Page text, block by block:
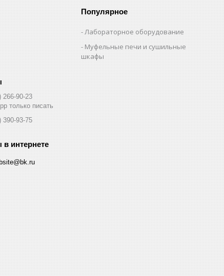
Популярное
Лабораторное оборудование
Муфельные печи и сушильные
шкафы
266-90-23
только писать
390-93-75